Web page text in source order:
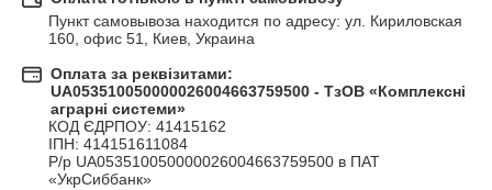
Пункт самовывоза находится по адресу: ул. Кириловская
160, офис 51, Киев, Украина
Оплата за реквізитами:
UA053510050000026004663759500 - ТзОВ «Комплексні
аграрні системи»
КОД ЄДРПОУ: 41415162
ІПН: 414151611084
Р/р UA053510050000026004663759500 в ПАТ
«УкрСиббанк»